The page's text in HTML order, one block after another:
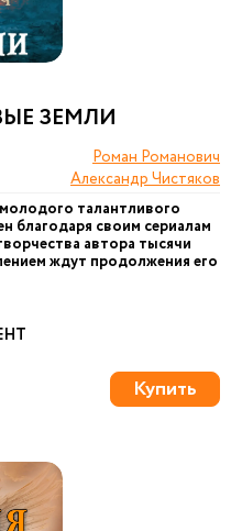
ЗЕМЛИ
Роман Романович
Александр Чистяков
талантливого
благодаря своим сериалам
автора тысячи
ждут продолжения его
Купить